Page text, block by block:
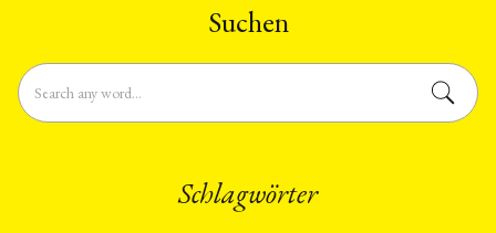
MITGLIEDSCHAFT
Aktuelles von unseren Mitgliedern ASIEN (Zeitschrift) (25)
Auszeichnung
Cinema (4) DGA (92) Diskussion (74) Fellowship (111) Forschung (234)
Migration (39) Nationalism
Politikwissenschaften
Suchen
Schlagwörter